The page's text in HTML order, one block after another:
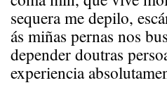
sequera me depilo,
ás miñas pernas nos
depender doutras
experiencia